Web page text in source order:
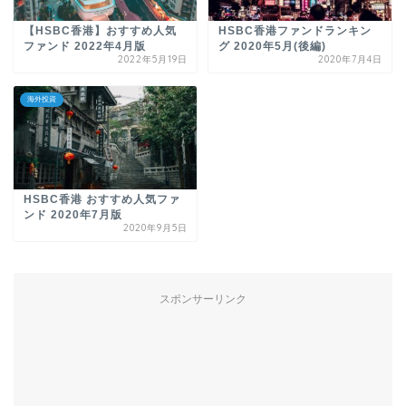
【HSBC香港】おすすめ人気
ファンド 2022年4月版
2022年5月19日
HSBC香港ファンドランキン
グ 2020年5月(後編)
2020年7月4日
海外投資
HSBC香港 おすすめ人気ファ
ンド 2020年7月版
2020年9月5日
スポンサーリンク